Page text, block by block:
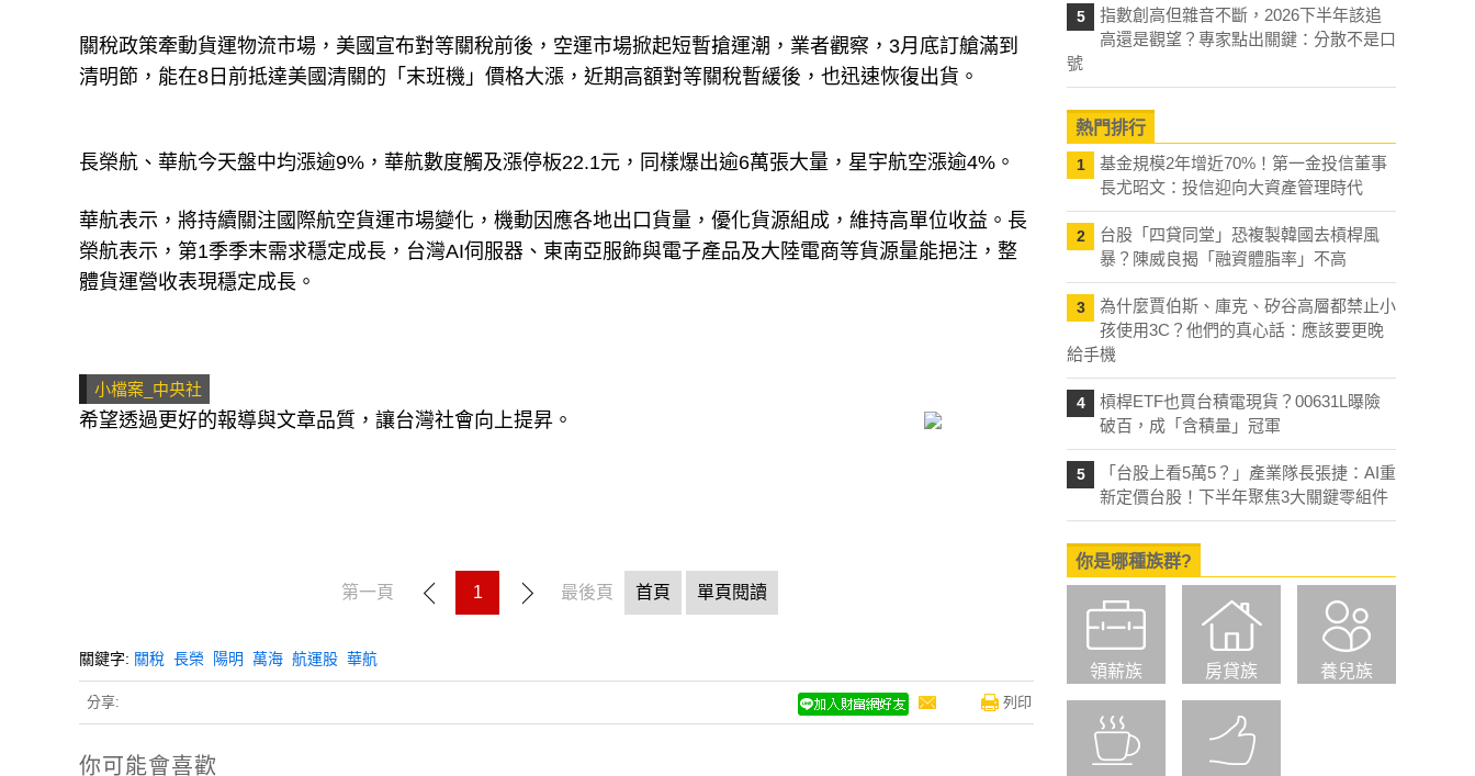
關稅政策牽動貨運物流市場，美國宣布對等關稅前後，空運市場掀起短暫搶運潮，業者觀察，3月底訂艙滿到
清明節，能在8日前抵達美國清關的「末班機」價格大漲，近期高額對等關稅暫緩後，也迅速恢復出貨。
長榮航、華航今天盤中均漲逾9%，華航數度觸及漲停板22.1元，同樣爆出逾6萬張大量，星宇航空漲逾4%。
華航表示，將持續關注國際航空貨運市場變化，機動因應各地出口貨量，優化貨源組成，維持高單位收益。長
榮航表示，第1季季末需求穩定成長，台灣AI伺服器、東南亞服飾與電子產品及大陸電商等貨源量能挹注，整
體貨運營收表現穩定成長。
小檔案_中央社
希望透過更好的報導與文章品質，讓台灣社會向上提昇。
第一頁 1 最後頁 首頁 單頁閱讀
關鍵字: 關稅 長榮 陽明 萬海 航運股 華航
分享: 列印
你可能會喜歡
5
指數創高但雜音不斷，2026下半年該追
高還是觀望？專家點出關鍵：分散不是口
號
熱門排行
1
基金規模2年增近70%！第一金投信董事
長尤昭文：投信迎向大資產管理時代
2
台股「四貸同堂」恐複製韓國去槓桿風
暴？陳威良揭「融資體脂率」不高
3
為什麼賈伯斯、庫克、矽谷高層都禁止小
孩使用3C？他們的真心話：應該要更晚
給手機
4
槓桿ETF也買台積電現貨？00631L曝險
破百，成「含積量」冠軍
5
「台股上看5萬5？」產業隊長張捷：AI重
新定價台股！下半年聚焦3大關鍵零組件
你是哪種族群?
領薪族 房貸族 養兒族